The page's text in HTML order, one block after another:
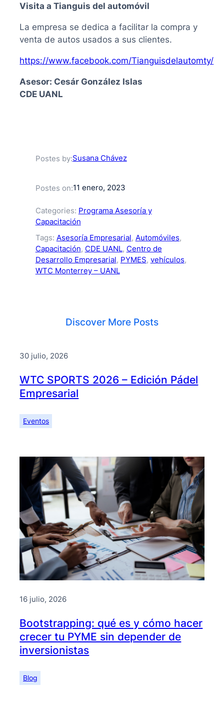
Visita a Tianguis del automóvil
La empresa se dedica a facilitar la compra y
venta de autos usados a sus clientes.
https://www.facebook.com/Tianguisdelautomty/
Asesor: Cesár González Islas
CDE UANL
Postes by:Susana Chávez
Postes on:11 enero, 2023
Categories: Programa Asesoría y
Capacitación
Tags: Asesoría Empresarial, Automóviles
Capacitación, CDE UANL, Centro de
Desarrollo Empresarial, PYMES, vehículos
WTC Monterrey – UANL
Discover More Posts
30 julio, 2026
WTC SPORTS 2026 – Edición Pádel
Empresarial
Eventos
16 julio, 2026
Bootstrapping: qué es y cómo hacer
crecer tu PYME sin depender de
inversionistas
Blog